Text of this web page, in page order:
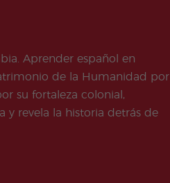
Aprender español en
de la Humanidad por
su fortaleza colonial,
y revela la historia detrás de